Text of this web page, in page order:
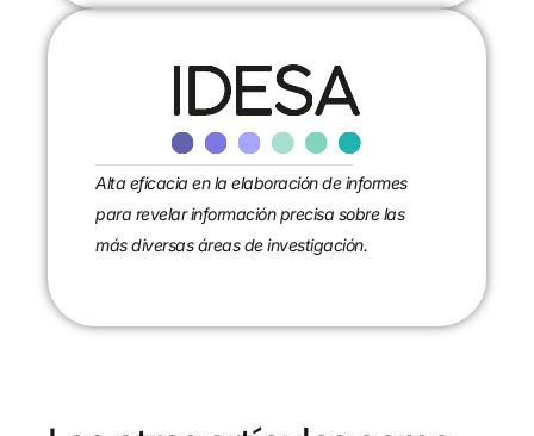
Alta eficacia en la elaboración de informes
para revelar información precisa sobre las
más diversas áreas de investigación.